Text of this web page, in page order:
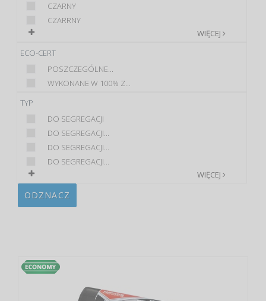
CZARNY
CZARRNY
WIĘCEJ
ECO-CERT
POSZCZEGÓLNE...
WYKONANE W 100% Z...
TYP
DO SEGREGACJI
DO SEGREGACJI...
DO SEGREGACJI...
DO SEGREGACJI...
WIĘCEJ
ODZNACZ